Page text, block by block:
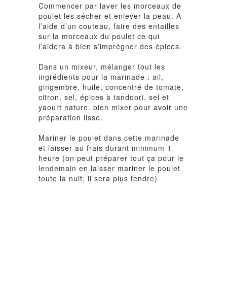
Commencer par laver les morceaux de
poulet les sécher et enlever la peau. A
l’aide d’un couteau, faire des entailles
sur la morceaux du poulet ce qui
l’aidera à bien s’imprégner des épices.
Dans un mixeur, mélanger tout les
ingrédients pour la marinade : ail,
gingembre, huile, concentré de tomate,
citron, sel, épices à tandoori, sel et
yaourt nature. bien mixer pour avoir une
préparation lisse.
Mariner le poulet dans cette marinade
et laisser au frais durant minimum 1
heure (on peut préparer tout ça pour le
lendemain en laisser mariner le poulet
toute la nuit, il sera plus tendre)